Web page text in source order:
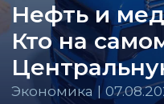
Нефть и
Кто на
Экономика |